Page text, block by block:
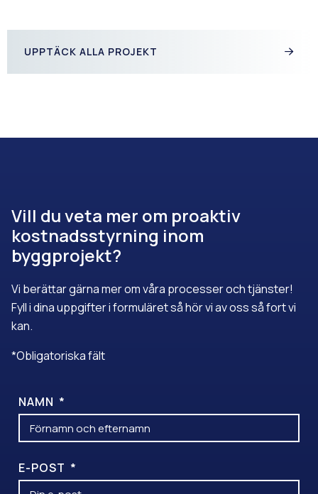
UPPTÄCK ALLA PROJEKT
Vill du veta mer om proaktiv
kostnadsstyrning inom
byggprojekt?
Vi berättar gärna mer om våra processer och tjänster!
Fyll i dina uppgifter i formuläret så hör vi av oss så fort vi
kan.
*Obligatoriska fält
NAMN
E-POST